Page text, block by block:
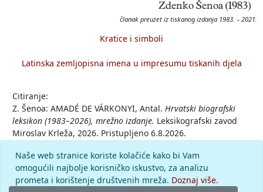
Zdenko Šenoa (1983)
članak preuzet iz tiskanog izdanja 1983. – 2021.
Kratice i simboli
Latinska zemljopisna imena u impresumu tiskanih djela
Citiranje:
Z. Šenoa: AMADÉ DE VÁRKONYI, Antal. Hrvatski biografski
leksikon (1983–2026), mrežno izdanje. Leksikografski zavod
Miroslav Krleža, 2026. Pristupljeno 6.8.2026.
Komentar
Naše web stranice koriste kolačiće kako bi Vam
omogućili najbolje korisničko iskustvo, za analizu
prometa i korištenje društvenih mreža. Doznaj više.